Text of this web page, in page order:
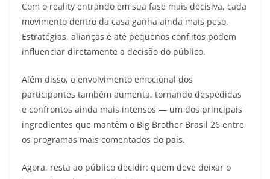
Com o reality entrando em sua fase mais decisiva, cada
movimento dentro da casa ganha ainda mais peso.
Estratégias, alianças e até pequenos conflitos podem
influenciar diretamente a decisão do público.
Além disso, o envolvimento emocional dos
participantes também aumenta, tornando despedidas
e confrontos ainda mais intensos — um dos principais
ingredientes que mantêm o Big Brother Brasil 26 entre
os programas mais comentados do país.
Agora, resta ao público decidir: quem deve deixar o